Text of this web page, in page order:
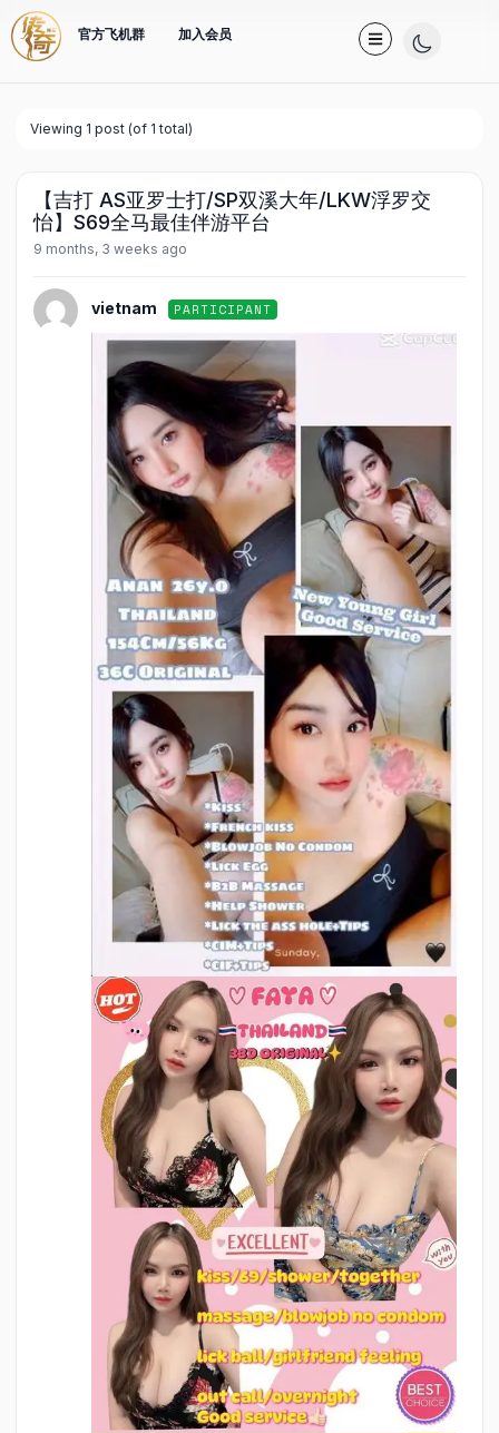
官方飞机群 加入会员
Viewing 1 post (of 1 total)
【吉打 AS亚罗士打/SP双溪大年/LKW浮罗交
怡】S69全马最佳伴游平台
9 months, 3 weeks ago
vietnam PARTICIPANT